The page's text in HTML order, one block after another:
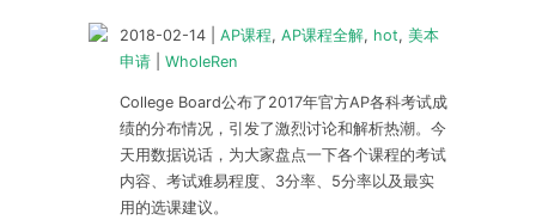
2018-02-14 AP课程, AP课程全解, hot, 美本
申请
WholeRen
College Board公布了2017年官方AP各科考试成
绩的分布情况，引发了激烈讨论和解析热潮。今
天用数据说话，为大家盘点一下各个课程的考试
内容、考试难易程度、3分率、5分率以及最实
用的选课建议。